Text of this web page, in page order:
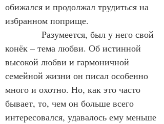
обижался и продолжал трудиться на
избранном поприще.
Разумеется, был у него свой
конёк – тема любви. Об истинной
высокой любви и гармоничной
семейной жизни он писал особенно
много и охотно. Но, как это часто
бывает, то, чем он больше всего
интересовался, удавалось ему меньше